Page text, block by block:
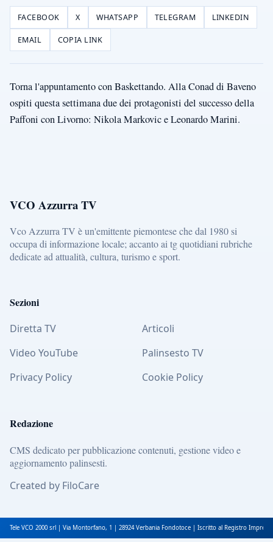
FACEBOOK X WHATSAPP TELEGRAM LINKEDIN
EMAIL COPIA LINK
Torna l'appuntamento con Baskettando. Alla Conad di Baveno
ospiti questa settimana due dei protagonisti del successo della
Paffoni con Livorno: Nikola Markovic e Leonardo Marini.
VCO Azzurra TV
Vco Azzurra TV è un'emittente piemontese che dal 1980 si
occupa di informazione locale; accanto ai tg quotidiani rubriche
dedicate ad attualità, cultura, turismo e sport.
Sezioni
Diretta TV
Articoli
Video YouTube
Palinsesto TV
Privacy Policy
Cookie Policy
Redazione
CMS dedicato per pubblicazione contenuti, gestione video e
aggiornamento palinsesti.
Created by FiloCare
Tele VCO 2000 srl | Via Montorfano, 1 | 28924 Verbania Fondotoce | Iscritto al Registro Imprese